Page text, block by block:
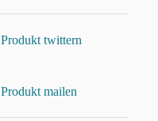
Produkt twittern
Produkt mailen